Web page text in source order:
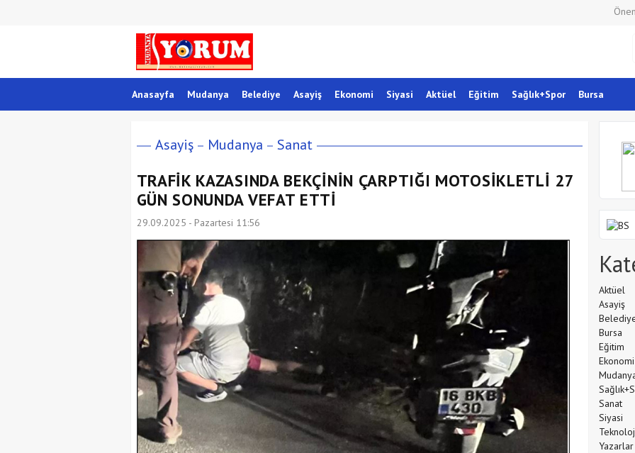
Anasayfa Mudanya Belediye Asayiş Ekonomi Siyasi Aktüel Eğitim Sağlık+Spor Bursa
Asayiş Mudanya Sanat
TRAFİK KAZASINDA BEKÇİNİN ÇARPTIĞI MOTOSİKLETLİ 27
GÜN SONUNDA VEFAT ETTİ
29.09.2025 - Pazartesi 11:56
Aktüel
Asayiş
Bursa
Eğitim
Ekonomi
Sanat
Siyasi
Yazarlar